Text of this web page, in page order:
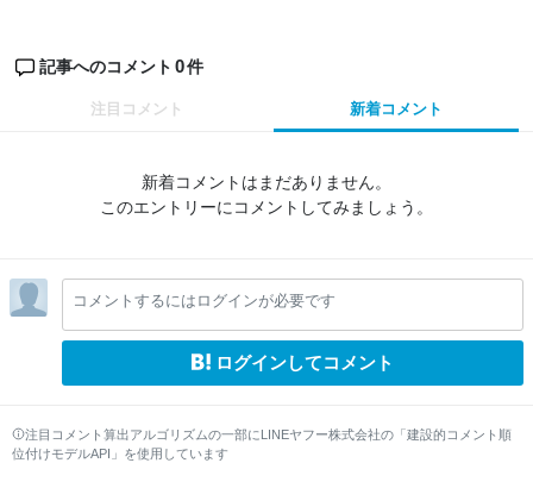
記事へのコメント 0件
注目コメント 新着コメント
新着コメントはまだありません。
このエントリーにコメントしてみましょう。
コメントするにはログインが必要です
ログインしてコメント
注目コメント算出アルゴリズムの一部にLINEヤフー株式会社の「建設的コメント順
位付けモデルAPI」を使用しています